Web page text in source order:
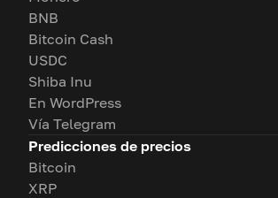
BNB
Bitcoin Cash
USDC
Shiba Inu
En WordPress
Vía Telegram
Predicciones de precios
Bitcoin
XRP